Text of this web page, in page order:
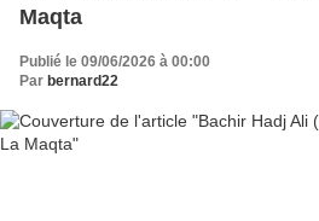
Maqta
Publié le 09/06/2026 à 00:00
Par bernard22